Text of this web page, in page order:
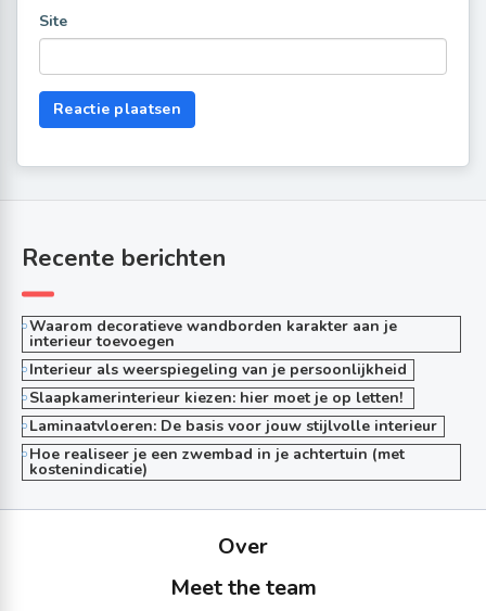
Site
Recente berichten
Waarom decoratieve wandborden karakter aan je
interieur toevoegen
Interieur als weerspiegeling van je persoonlijkheid
Slaapkamerinterieur kiezen: hier moet je op letten!
Laminaatvloeren: De basis voor jouw stijlvolle interieur
Hoe realiseer je een zwembad in je achtertuin (met
kostenindicatie)
Over
Meet the team